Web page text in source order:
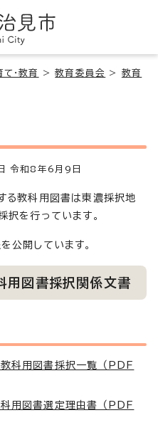
て・教育 >教育委員会 > 教育
令和8年6月9日
る教科用図書は東濃採択地
択を行っています。
公開しています。
用図書採択関係文書
科用図書採択一覧 （PDF
用図書選定理由書 （PDF